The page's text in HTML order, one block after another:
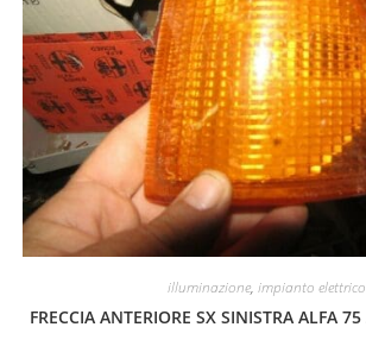
illuminazione, impianto elettrico
FRECCIA ANTERIORE SX SINISTRA ALFA